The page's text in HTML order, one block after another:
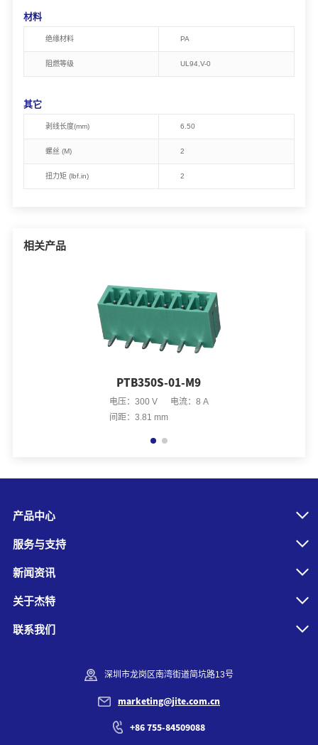
相关产品
PTB350S-01-M9
电压：300 V 电流：8 A
间距：3.81 mm
材料
绝缘材料 PA
阻燃等级 UL94,V-0
其它
剥线长度(mm) 6.50
螺丝 (M) 2
扭力矩 (lbf.in) 2
产品中心
服务与支持
新闻资讯
关于杰特
联系我们
深圳市龙岗区南湾街道简坑路13号
marketing@jite.com.cn
+86 755-84509088